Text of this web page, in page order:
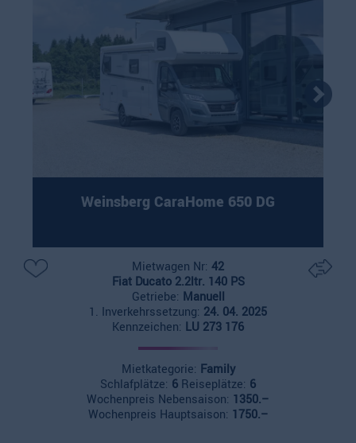
Weinsberg CaraHome 650 DG
Mietwagen Nr: 42
Fiat Ducato 2.2ltr. 140 PS
Getriebe: Manuell
1. Inverkehrssetzung: 24. 04. 2025
Kennzeichen: LU 273 176
Mietkategorie: Family
Schlafplätze: 6 Reiseplätze: 6
Wochenpreis Nebensaison: 1350.–
Wochenpreis Hauptsaison: 1750.–